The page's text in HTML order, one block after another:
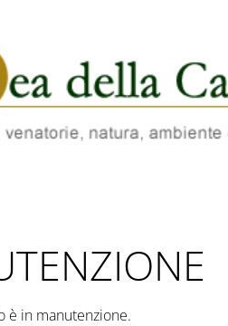
è in manutenzione.